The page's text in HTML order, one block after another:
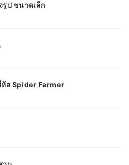
รูป ขนาดเล็ก
อ Spider Farmer